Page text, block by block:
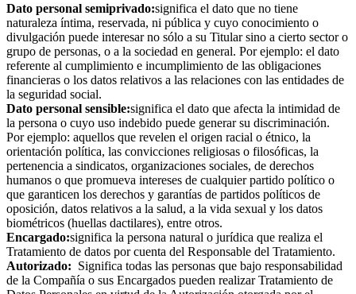
Dato personal semiprivado:significa el dato que no tiene
naturaleza íntima, reservada, ni pública y cuyo conocimiento o
divulgación puede interesar no sólo a su Titular sino a cierto sector o
grupo de personas, o a la sociedad en general. Por ejemplo: el dato
referente al cumplimiento e incumplimiento de las obligaciones
financieras o los datos relativos a las relaciones con las entidades de
la seguridad social.
Dato personal sensible:significa el dato que afecta la intimidad de
la persona o cuyo uso indebido puede generar su discriminación.
Por ejemplo: aquellos que revelen el origen racial o étnico, la
orientación política, las convicciones religiosas o filosóficas, la
pertenencia a sindicatos, organizaciones sociales, de derechos
humanos o que promueva intereses de cualquier partido político o
que garanticen los derechos y garantías de partidos políticos de
oposición, datos relativos a la salud, a la vida sexual y los datos
biométricos (huellas dactilares), entre otros.
Encargado:significa la persona natural o jurídica que realiza el
Tratamiento de datos por cuenta del Responsable del Tratamiento.
Autorizado: Significa todas las personas que bajo responsabilidad
de la Compañía o sus Encargados pueden realizar Tratamiento de